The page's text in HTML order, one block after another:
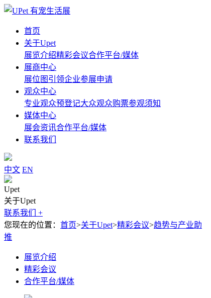
首页
关于Upet
展览介绍精彩会议合作平台/媒体
展商中心
展位图 引领企业参展申请
观众中心
专业观众预登记大众观众购票参观须知
媒体中心
展会资讯合作平台/媒体
联系我们
中文 EN
Upet
关于Upet
联系我们 +
您现在的位置： 首页>关于Upet>精彩会议>趋势与产业助
推
展览介绍
精彩会议
合作平台/媒体